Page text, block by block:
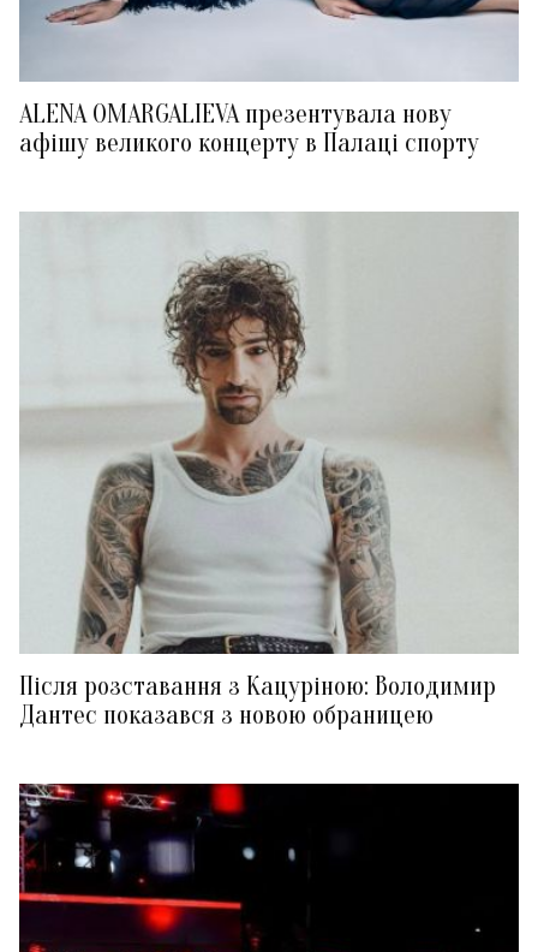
ALENA OMARGALIEVA презентувала нову
афішу великого концерту в Палаці спорту
Після розставання з Кацуріною: Володимир
Дантес показався з новою обраницею